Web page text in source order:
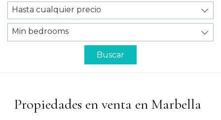
Hasta cualquier precio
Min bedrooms
Buscar
Propiedades en venta en Marbella